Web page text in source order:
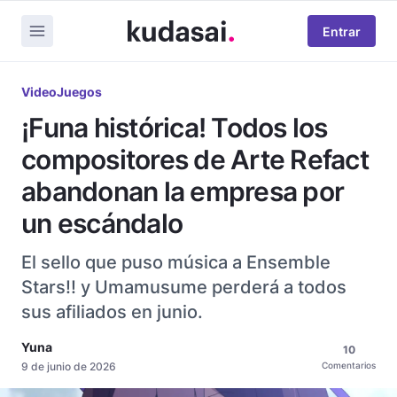
Entrar
VideoJuegos
¡Funa histórica! Todos los
compositores de Arte Refact
abandonan la empresa por
un escándalo
El sello que puso música a Ensemble
Stars!! y Umamusume perderá a todos
sus afiliados en junio.
Yuna
9 de junio de 2026
10
Comentarios